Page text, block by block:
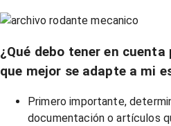
¿Qué debo tener en
que mejor se adapte a mi
Primero importante,
documentación o artículos